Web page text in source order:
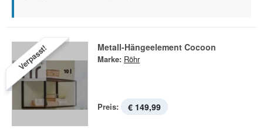
Verpasst! Metall-Hängeelement Cocoon
Marke: Röhr
Preis: € 149,99